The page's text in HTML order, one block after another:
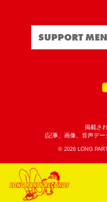
SUPPORT
掲載さ
(記事、画像、音声デー
© 2026 LONG